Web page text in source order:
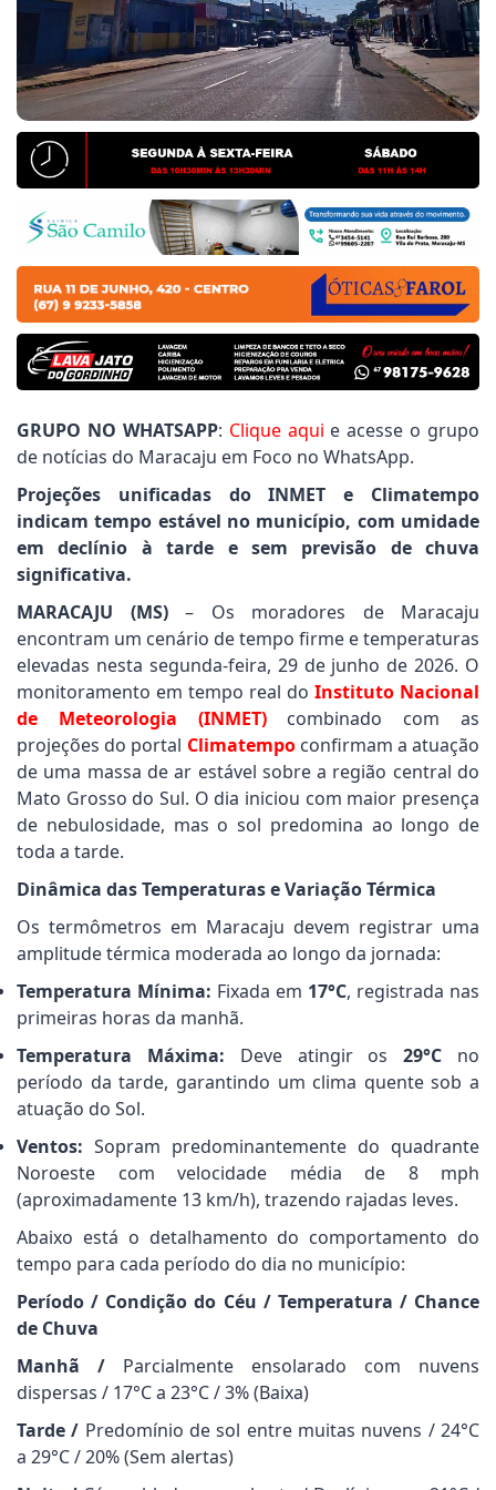
Frizzo cobra informações sobre entrega de
Gomes pede serviços de patrolamento e
de informações, Rener Barbosa destaca resposta
GRUPO NO WHATSAPP: Clique aqui e acesse o grupo
de notícias do Maracaju em Foco no WhatsApp.
Projeções unificadas do INMET e Climatempo
indicam tempo estável no município, com umidade
em declínio à tarde e sem previsão de chuva
significativa.
MARACAJU (MS)– Os moradores de Maracaju
encontram um cenário de tempo firme e temperaturas
elevadas nesta segunda-feira, 29 de junho de 2026. O
monitoramento em tempo real do Instituto Nacional
de Meteorologia (INMET)combinado com as
projeções do portal Climatempoconfirmam a atuação
de uma massa de ar estável sobre a região central do
Mato Grosso do Sul. O dia iniciou com maior presença
de nebulosidade, mas o sol predomina ao longo de
toda a tarde.
Dinâmica das Temperaturas e Variação Térmica
Os termômetros em Maracaju devem registrar uma
amplitude térmica moderada ao longo da jornada:
Temperatura Mínima: Fixada em 17°C, registrada nas
primeiras horas da manhã.
Temperatura Máxima: Deve atingir os29°C no
período da tarde, garantindo um clima quente sob a
atuação do Sol.
Ventos: Sopram predominantemente do quadrante
Noroeste com velocidade média de 8 mph
(aproximadamente 13 km/h), trazendo rajadas leves.
Abaixo está o detalhamento do comportamento do
tempo para cada período do dia no município:
Período / Condição do Céu / Temperatura / Chance
de Chuva
Manhã / Parcialmente ensolarado com nuvens
dispersas / 17°C a 23°C / 3% (Baixa)
Tarde / Predomínio de sol entre muitas nuvens / 24°C
a 29°C / 20% (Sem alertas)